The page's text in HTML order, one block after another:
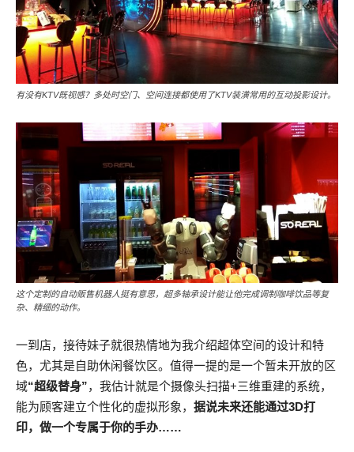
有没有KTV既视感？多处时空门、空间连接都使用了KTV装潢常用的互动投影设计。
这个定制的自动贩售机器人挺有意思，超多轴承设计能让他完成调制咖啡饮品等复
杂、精细的动作。
一到店，接待妹子就很热情地为我介绍超体空间的设计和特
色，尤其是自助休闲餐饮区。值得一提的是一个暂未开放的区
域“超级替身”，我估计就是个摄像头扫描+三维重建的系统，
能为顾客建立个性化的虚拟形象， 据说未来还能通过3D打
印，做一个专属于你的手办……